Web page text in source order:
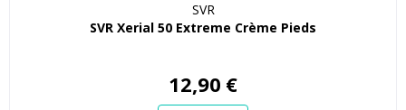
SVR
SVR Xerial 50 Extreme Crème Pieds
12,90 €